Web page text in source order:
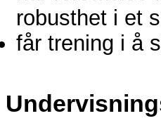
robusthet i et
får trening i å